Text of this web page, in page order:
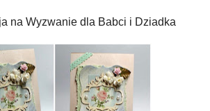
na Wyzwanie dla Babci i Dziadka